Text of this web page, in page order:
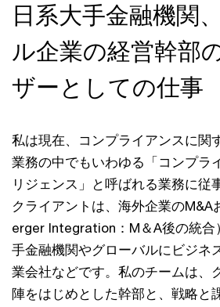
日系大手金融機関
ル企業の経営幹部
ザーとしての仕事
私は現在、コンプライアンスに関
業務の中でもいわゆる「コンプラ
リジェンス」と呼ばれる業務に従
クライアントは、海外企業のM&A
erger Integration：M＆A後の統合
手金融機関やグローバルにビジネ
業会社などです。私のチームは、
陣をはじめとした幹部と、戦略と